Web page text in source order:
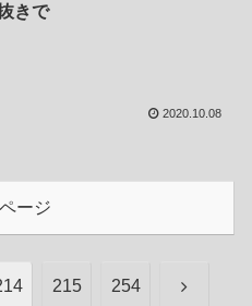
きで
2020.10.08
ージ
215 254 次